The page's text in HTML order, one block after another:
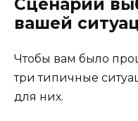
Сценарии
вашей
Чтобы вам было
три типичные
для них.